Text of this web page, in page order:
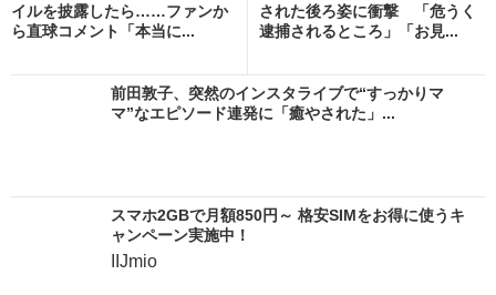
イルを披露したら……ファンか
ら直球コメント「本当に...
された後ろ姿に衝撃 「危うく
逮捕されるところ」「お見...
前田敦子、突然のインスタライブで“すっかりマ
マ”なエピソード連発に「癒やされた」...
スマホ2GBで月額850円～ 格安SIMをお得に使うキ
ャンペーン実施中！
IIJmio